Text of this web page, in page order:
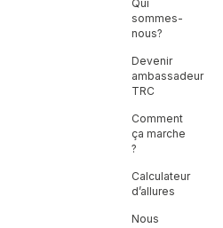
Qui
sommes-
nous?
Devenir
ambassadeur
TRC
Comment
ça marche
?
Calculateur
d’allures
Nous